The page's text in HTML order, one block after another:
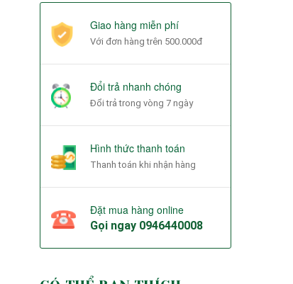
Giao hàng miễn phí
Với đơn hàng trên 500.000đ
Đổi trả nhanh chóng
Đổi trả trong vòng 7 ngày
Hình thức thanh toán
Thanh toán khi nhận hàng
Đặt mua hàng online
Gọi ngay 0946440008